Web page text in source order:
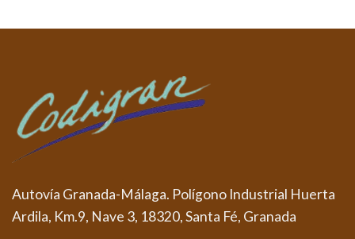
Autovía Granada-Málaga. Polígono Industrial Huerta
Ardila, Km.9, Nave 3, 18320, Santa Fé, Granada